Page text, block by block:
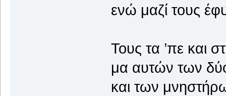
ενώ μαζί τους
Τους τα ’πε και
μα αυτών των
και των